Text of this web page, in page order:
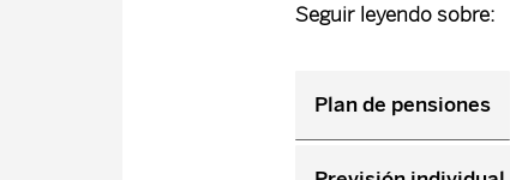
Seguir leyendo sobre:
Plan de pensiones